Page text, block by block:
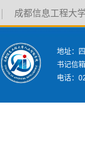
成都信息工程大学
地址：
书记信
电话：